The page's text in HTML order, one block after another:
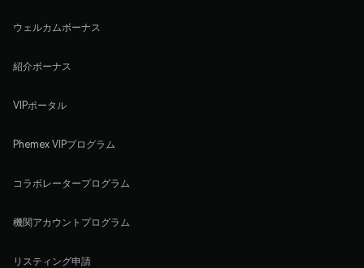
ウェルカムボーナス
紹介ボーナス
VIPポータル
Phemex VIPプログラム
コラボレータープログラム
機関アカウントプログラム
リスティング申請